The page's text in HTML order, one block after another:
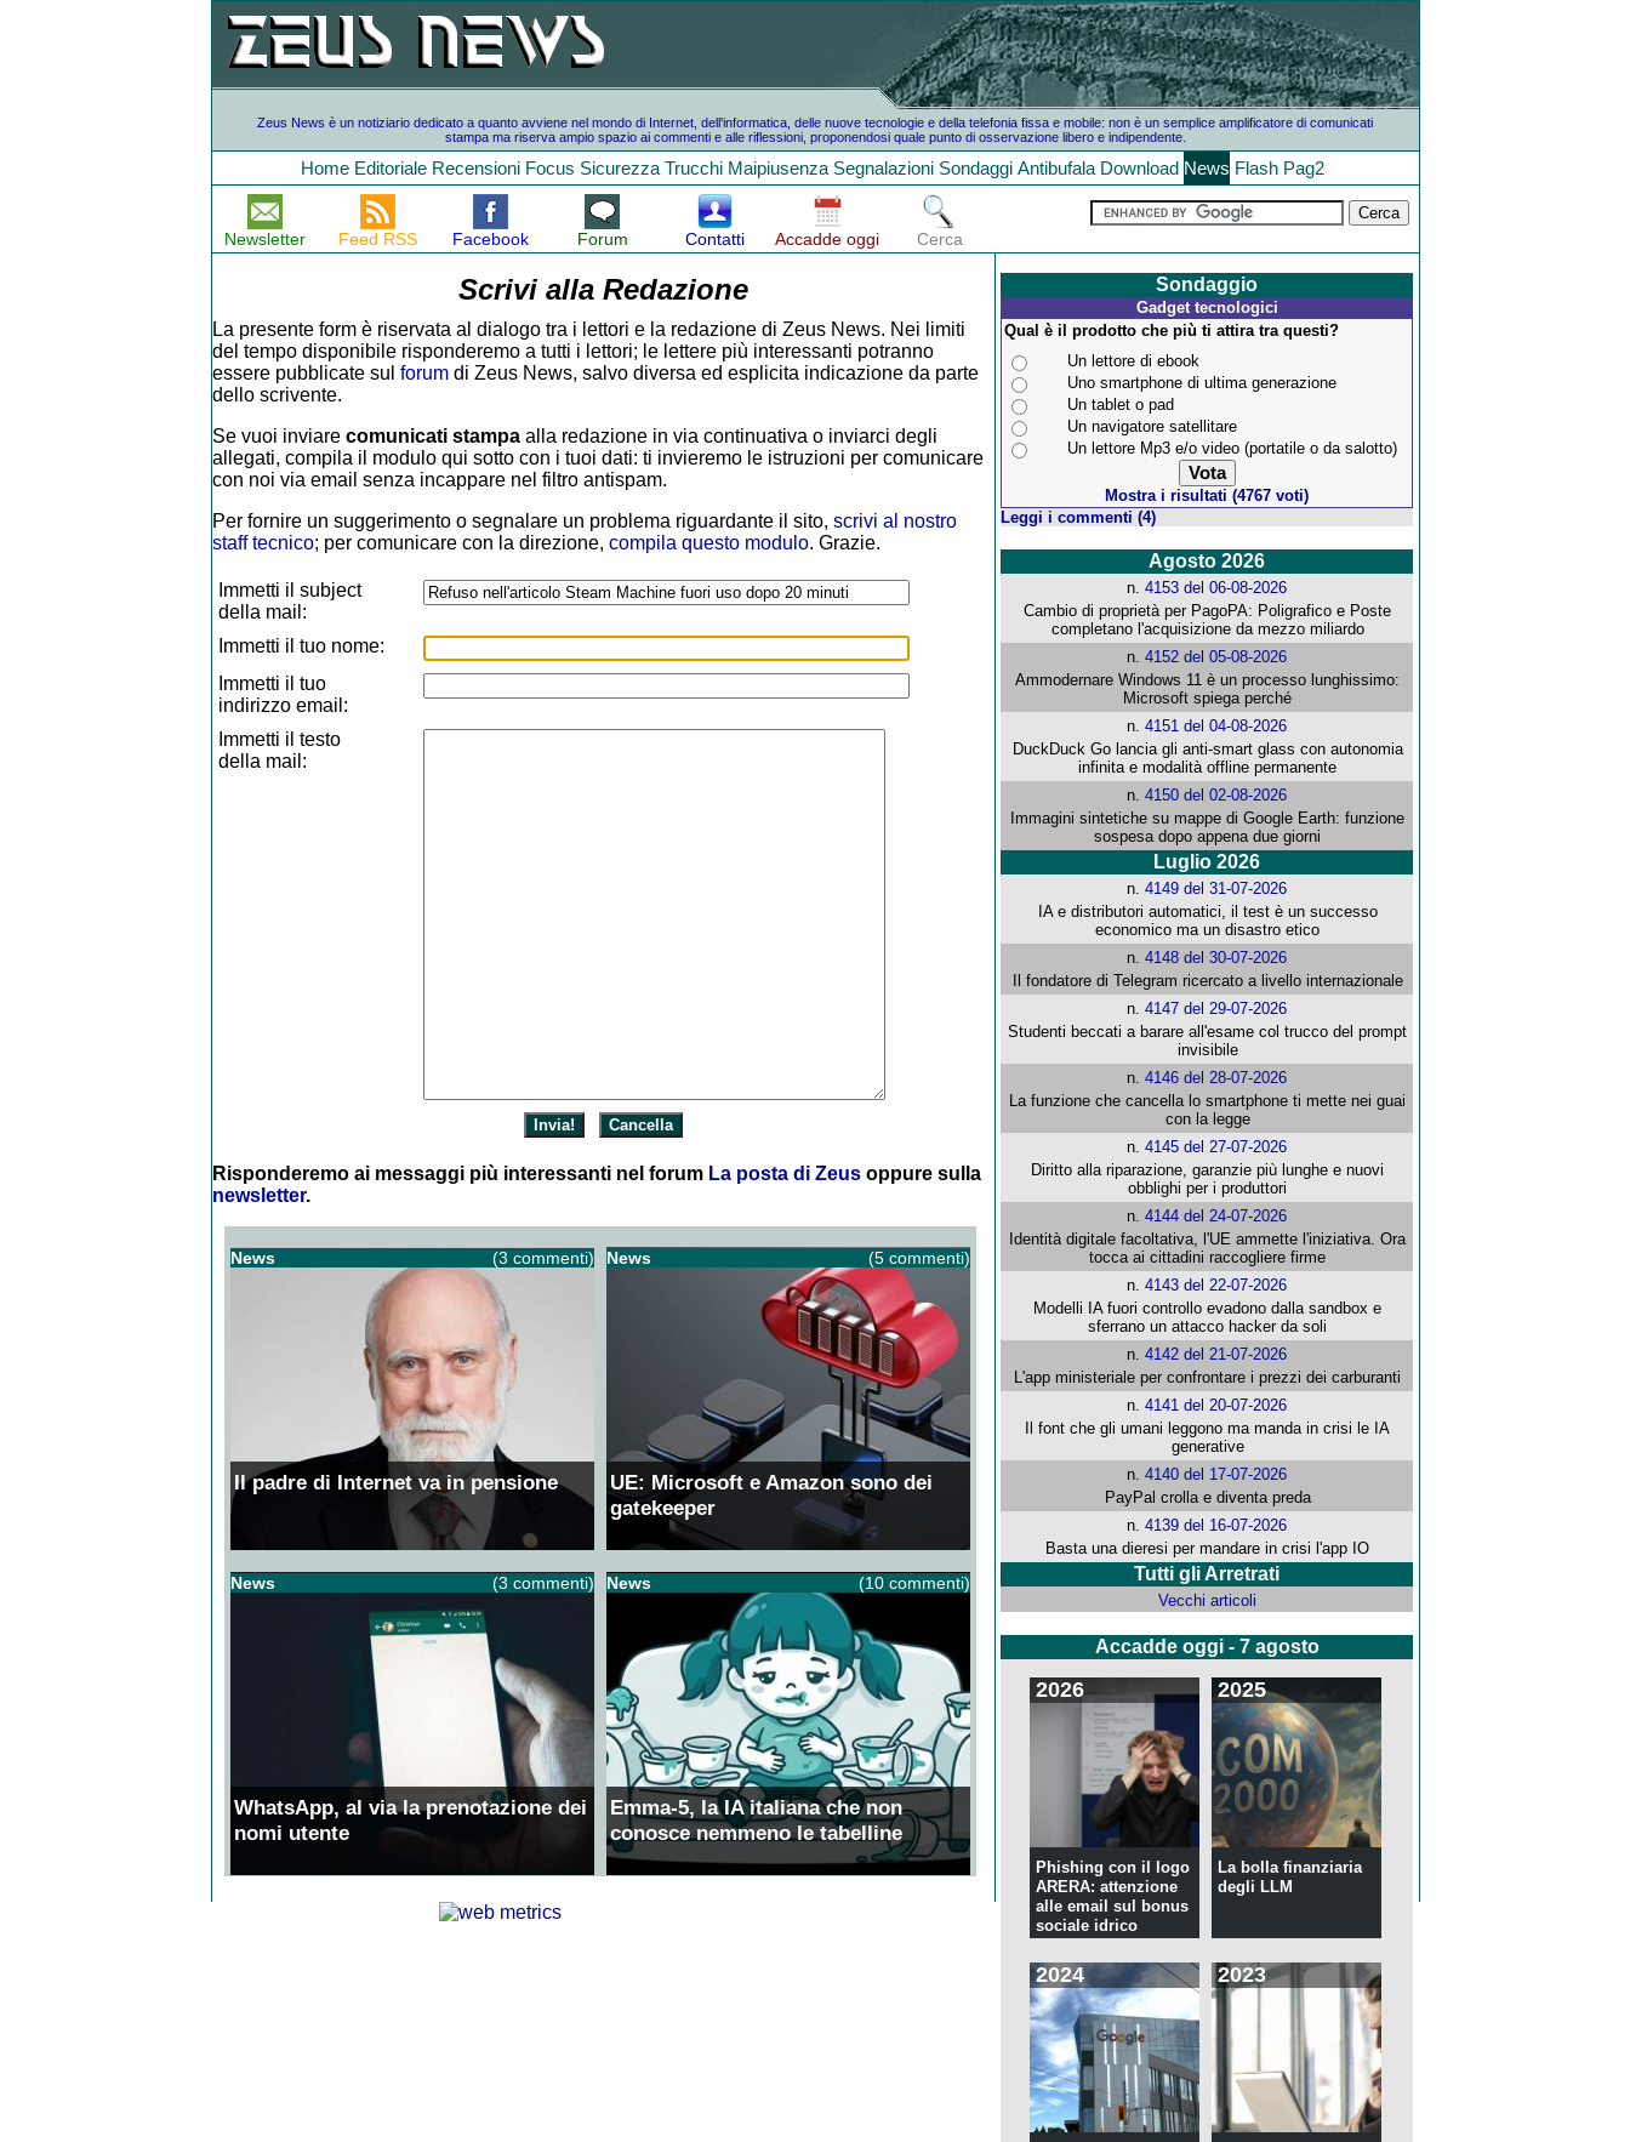
Zeus News è un notiziario dedicato a quanto avviene nel mondo di Internet, dell'informatica, delle nuove tecnologie e della telefonia fissa e mobile: non è un semplice amplificatore di comunicati
stampa ma riserva ampio spazio ai commenti e alle riflessioni, proponendosi quale punto di osservazione libero e indipendente.
Home Editoriale Recensioni Focus Sicurezza Trucchi Maipiusenza Segnalazioni Sondaggi Antibufala Download News Flash Pag2
Newsletter Feed RSS Facebook Forum Contatti Accadde oggi Cerca
Scrivi alla Redazione
La presente form è riservata al dialogo tra i lettori e la redazione di Zeus News. Nei limiti
del tempo disponibile risponderemo a tutti i lettori; le lettere più interessanti potranno
essere pubblicate sul forumdi Zeus News, salvo diversa ed esplicita indicazione da parte
dello scrivente.
Se vuoi inviare comunicati stampaalla redazione in via continuativa o inviarci degli
allegati, compila il modulo qui sotto con i tuoi dati: ti invieremo le istruzioni per comunicare
con noi via email senza incappare nel filtro antispam.
Per fornire un suggerimento o segnalare un problema riguardante il sito, scrivi al nostro
staff tecnico; per comunicare con la direzione, compila questo modulo. Grazie.
Immetti il subject
della mail:
Immetti il tuo nome:
Immetti il tuo
indirizzo email:
Immetti il testo
della mail:
Risponderemo ai messaggi più interessanti nel forum La posta di Zeusoppure sulla
newsletter.
Sondaggio
Gadget tecnologici
Qual è il prodotto che più ti attira tra questi?
Un lettore di ebook
Uno smartphone di ultima generazione
Un tablet o pad
Un navigatore satellitare
Un lettore Mp3 e/o video (portatile o da salotto)
Mostra i risultati (4767 voti)
Leggi i commenti (4)
Agosto 2026
n.4153 del 06-08-2026
Cambio di proprietà per PagoPA: Poligrafico e Poste
completano l'acquisizione da mezzo miliardo
n.4152 del 05-08-2026
Ammodernare Windows 11 è un processo lunghissimo:
Microsoft spiega perché
n.4151 del 04-08-2026
DuckDuck Go lancia gli anti-smart glass con autonomia
infinita e modalità offline permanente
n.4150 del 02-08-2026
Immagini sintetiche su mappe di Google Earth: funzione
sospesa dopo appena due giorni
Luglio 2026
n.4149 del 31-07-2026
IA e distributori automatici, il test è un successo
economico ma un disastro etico
n.4148 del 30-07-2026
Il fondatore di Telegram ricercato a livello internazionale
n.4147 del 29-07-2026
Studenti beccati a barare all'esame col trucco del prompt
invisibile
n.4146 del 28-07-2026
La funzione che cancella lo smartphone ti mette nei guai
con la legge
n.4145 del 27-07-2026
Diritto alla riparazione, garanzie più lunghe e nuovi
obblighi per i produttori
n.4144 del 24-07-2026
Identità digitale facoltativa, l'UE ammette l'iniziativa. Ora
tocca ai cittadini raccogliere firme
n.4143 del 22-07-2026
Modelli IA fuori controllo evadono dalla sandbox e
sferrano un attacco hacker da soli
n.4142 del 21-07-2026
L'app ministeriale per confrontare i prezzi dei carburanti
n.4141 del 20-07-2026
Il font che gli umani leggono ma manda in crisi le IA
generative
n.4140 del 17-07-2026
PayPal crolla e diventa preda
n.4139 del 16-07-2026
Basta una dieresi per mandare in crisi l'app IO
Tutti gli Arretrati
Vecchi articoli
Accadde oggi - 7 agosto
2026
Phishing con il logo
ARERA: attenzione
alle email sul bonus
sociale idrico
2025
La bolla finanziaria
degli LLM
2024 2023
News (3 commenti)
Il padre di Internet va in pensione
News (5 commenti)
UE: Microsoft e Amazon sono dei
gatekeeper
News (3 commenti)
WhatsApp, al via la prenotazione dei
nomi utente
News (10 commenti)
Emma-5, la IA italiana che non
conosce nemmeno le tabelline